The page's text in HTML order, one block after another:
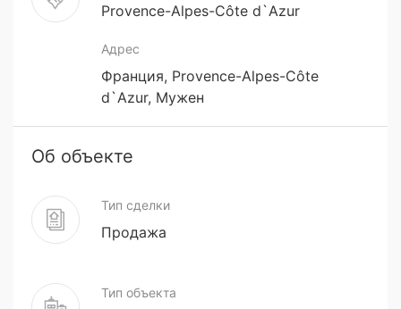
Provence-Alpes-Côte d`Azur
Адрес
Франция, Provence-Alpes-Côte
d`Azur, Мужен
Об объекте
Тип сделки
Продажа
Тип объекта